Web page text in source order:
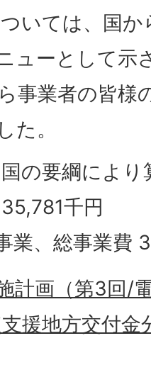
いては、国
ューとして示
事業者の皆様
た。
の要綱によ
千円
業、総事業費
計画（第3回/
援地方交付金